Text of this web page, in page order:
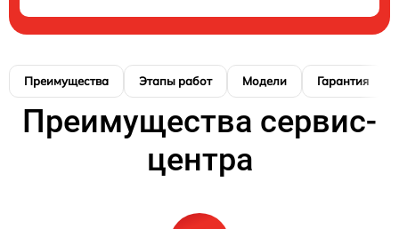
Преимущества Этапы работ Модели Гарантия
Преимущества сервис-
центра